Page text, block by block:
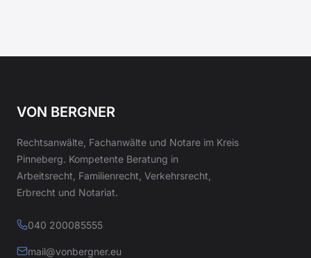
VON BERGNER
Rechtsanwälte, Fachanwälte und Notare im Kreis
Pinneberg. Kompetente Beratung in
Arbeitsrecht, Familienrecht, Verkehrsrecht,
Erbrecht und Notariat.
040 200085555
mail@vonbergner.eu